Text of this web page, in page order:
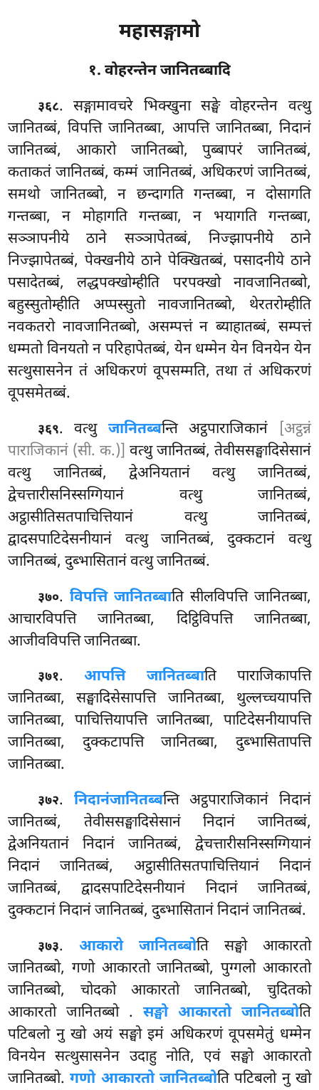
महासङ्गामो
१. वोहरन्तेन जानितब्बादि
३६८. सङ्गामावचरे भिक्खुना सङ्घे वोहरन्तेन वत्थु
जानितब्बं, विपत्ति जानितब्बा, आपत्ति जानितब्बा, निदानं
जानितब्बं, आकारो जानितब्बो, पुब्बापरं जानितब्बं,
कताकतं जानितब्बं, कम्मं जानितब्बं, अधिकरणं जानितब्बं,
समथो जानितब्बो, न छन्दागति गन्तब्बा, न दोसागति
गन्तब्बा, न मोहागति गन्तब्बा, न भयागति गन्तब्बा,
सञ्ञापनीये ठाने सञ्ञापेतब्बं, निज्झापनीये ठाने
निज्झापेतब्बं, पेक्खनीये ठाने पेक्खितब्बं, पसादनीये ठाने
पसादेतब्बं, लद्धपक्खोम्हीति परपक्खो नावजानितब्बो,
बहुस्सुतोम्हीति अप्पस्सुतो नावजानितब्बो, थेरतरोम्हीति
नवकतरो नावजानितब्बो, असम्पत्तं न ब्याहातब्बं, सम्पत्तं
धम्मतो विनयतो न परिहापेतब्बं, येन धम्मेन येन विनयेन येन
सत्थुसासनेन तं अधिकरणं वूपसम्मति, तथा तं अधिकरणं
वूपसमेतब्बं.
३६९. वत्थु जानितब्बन्ति अट्ठपाराजिकानं
[अट्ठन्नं
पाराजिकानं (सी. क.)] वत्थु जानितब्बं, तेवीससङ्घादिसेसानं
वत्थु जानितब्बं, द्वेअनियतानं वत्थु जानितब्बं,
द्वेचत्तारीसनिस्सग्गियानं वत्थु जानितब्बं,
अट्ठासीतिसतपाचित्तियानं वत्थु जानितब्बं,
द्वादसपाटिदेसनीयानं वत्थु जानितब्बं, दुक्कटानं वत्थु
जानितब्बं, दुब्भासितानं वत्थु जानितब्बं.
३७०. विपत्ति जानितब्बाति सीलविपत्ति जानितब्बा,
आचारविपत्ति जानितब्बा, दिट्ठिविपत्ति जानितब्बा,
आजीवविपत्ति जानितब्बा.
३७१.आपत्ति जानितब्बाति पाराजिकापत्ति
जानितब्बा, सङ्घादिसेसापत्ति जानितब्बा, थुल्लच्चयापत्ति
जानितब्बा, पाचित्तियापत्ति जानितब्बा, पाटिदेसनीयापत्ति
जानितब्बा, दुक्कटापत्ति जानितब्बा, दुब्भासितापत्ति
जानितब्बा.
३७२. निदानंजानितब्बन्ति अट्ठपाराजिकानं निदानं
जानितब्बं, तेवीससङ्घादिसेसानं निदानं जानितब्बं,
द्वेअनियतानं निदानं जानितब्बं, द्वेचत्तारीसनिस्सग्गियानं
निदानं जानितब्बं, अट्ठासीतिसतपाचित्तियानं निदानं
जानितब्बं, द्वादसपाटिदेसनीयानं निदानं जानितब्बं,
दुक्कटानं निदानं जानितब्बं, दुब्भासितानं निदानं जानितब्बं.
३७३. आकारो जानितब्बोति सङ्घो आकारतो
जानितब्बो, गणो आकारतो जानितब्बो, पुग्गलो आकारतो
जानितब्बो, चोदको आकारतो जानितब्बो, चुदितको
आकारतो जानितब्बो . सङ्घो आकारतो जानितब्बोति
पटिबलो नु खो अयं सङ्घो इमं अधिकरणं वूपसमेतुं धम्मेन
विनयेन सत्थुसासनेन उदाहु नोति, एवं सङ्घो आकारतो
जानितब्बो.गणो आकारतो जानितब्बोति पटिबलो नु खो